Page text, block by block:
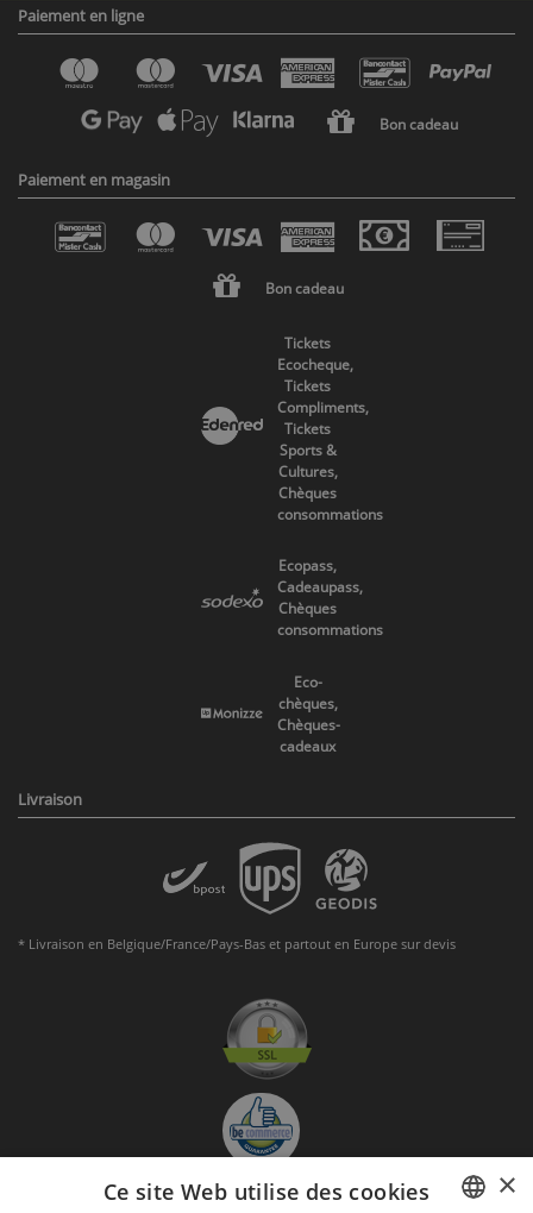
Paiement en ligne
Bon cadeau
Paiement en magasin
Bon cadeau
Tickets
Ecocheque,
Tickets
Compliments,
Tickets
Sports &
Cultures,
Chèques
consommations
Ecopass,
Cadeaupass,
Chèques
consommations
Eco-
chèques,
Chèques-
cadeaux
Livraison
* Livraison en Belgique/France/Pays-Bas et partout en Europe sur devis
×
Ce site Web utilise des cookies